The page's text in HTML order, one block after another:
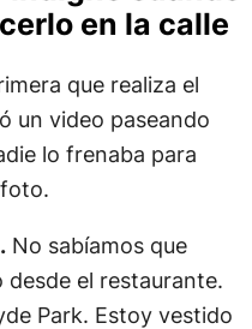
en la calle
que realiza el
un video paseando
lo frenaba para
No sabíamos que
el restaurante.
Park. Estoy vestido